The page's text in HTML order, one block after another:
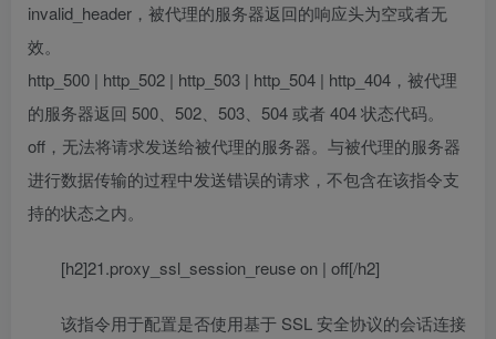
invalid_header，被代理的服务器返回的响应头为空或者无
效。
http_500 | http_502 | http_503 | http_504 | http_404，被代理
的服务器返回 500、502、503、504 或者 404 状态代码。
off，无法将请求发送给被代理的服务器。与被代理的服务器
进行数据传输的过程中发送错误的请求，不包含在该指令支
持的状态之内。
[h2]21.proxy_ssl_session_reuse on | off[/h2]
该指令用于配置是否使用基于 SSL 安全协议的会话连接